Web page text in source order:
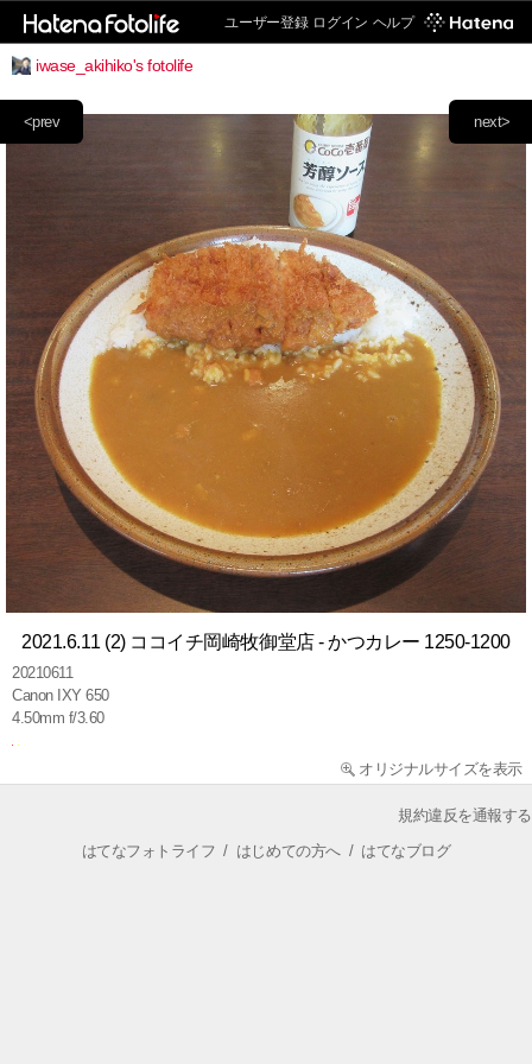
ユーザー登録 ログイン ヘルプ
iwase_akihiko's fotolife
next>
<prev
2021.6.11 (2) ココイチ岡崎牧御堂店 - かつカレー 1250-1200
20210611
Canon IXY 650
4.50mm f/3.60
オリジナルサイズを表示
規約違反を通報する
はてなフォトライフ / はじめての方へ/ はてなブログ